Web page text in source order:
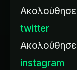
twitter
instagram